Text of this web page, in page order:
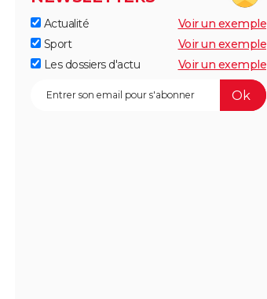
Actualité
Voir un exemple
Sport
Voir un exemple
Les dossiers d'actu
Voir un exemple